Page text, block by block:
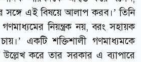
সঙ্গে এই বিষয়ে আলাপ করব।’ তিনি
নিয়ন্ত্রক নয়, বরং সহায়ক
একটি শক্তিশালী গণমাধ্যমকে
উল্লেখ করে তার সরকার এ ব্যাপারে